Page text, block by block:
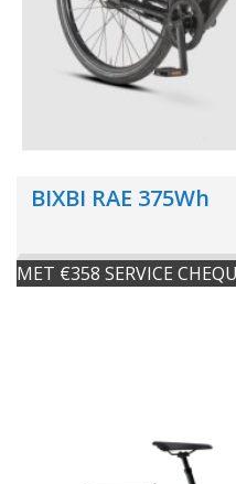
BIXBI RAE 375Wh
MET €358 SERVICE